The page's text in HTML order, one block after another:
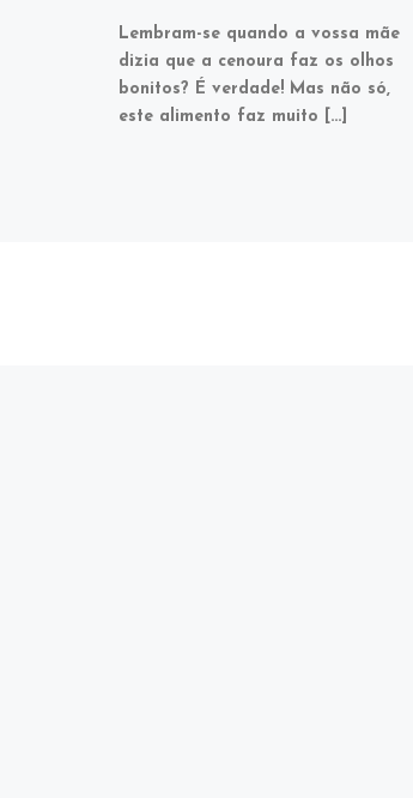
Lembram-se quando a vossa mãe
dizia que a cenoura faz os olhos
bonitos? É verdade! Mas não só,
este alimento faz muito […]